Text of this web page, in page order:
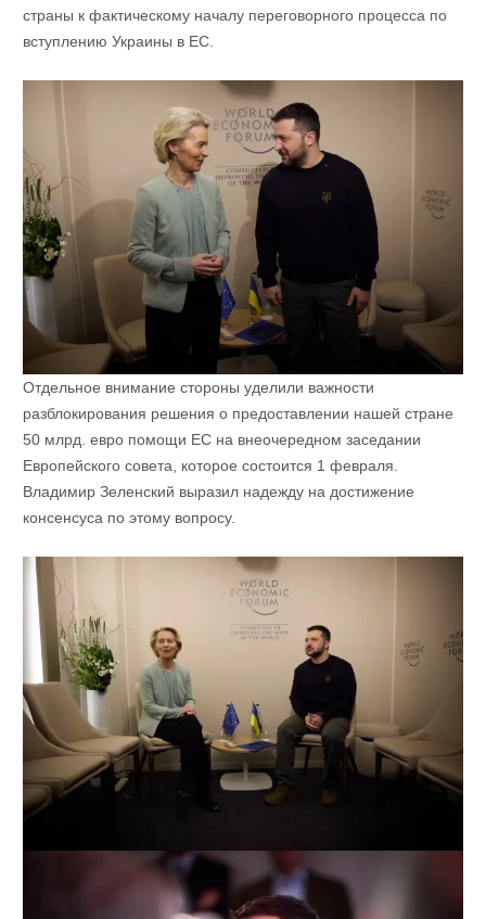
страны к фактическому началу переговорного процесса по
вступлению Украины в ЕС.
Отдельное внимание стороны уделили важности
разблокирования решения о предоставлении нашей стране
50 млрд. евро помощи ЕС на внеочередном заседании
Европейского совета, которое состоится 1 февраля.
Владимир Зеленский выразил надежду на достижение
консенсуса по этому вопросу.